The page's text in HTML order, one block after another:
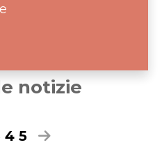
notizie
4 5